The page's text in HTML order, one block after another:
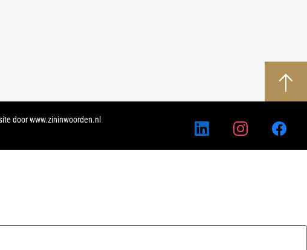
door www.zininwoorden.nl​